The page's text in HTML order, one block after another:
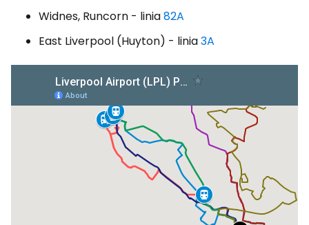
Widnes, Runcorn - linia82A
East Liverpool (Huyton) - linia3A